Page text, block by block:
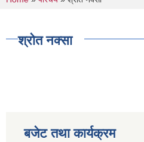
श्रोत नक्सा
बजेट तथा कार्यक्रम